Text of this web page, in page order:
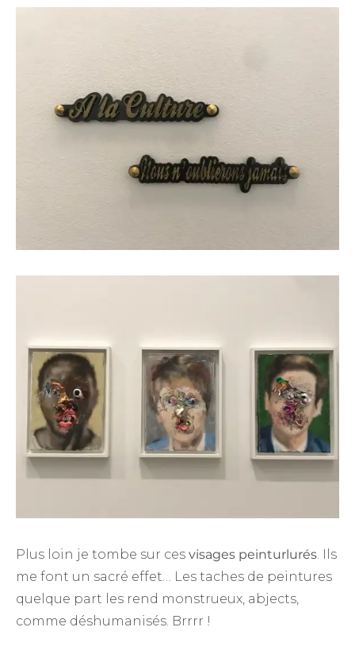
Plus loin je tombe sur ces visages peinturlurés . Ils
me font un sacré effet… Les taches de peintures
quelque part les rend monstrueux, abjects,
comme déshumanisés. Brrrr !